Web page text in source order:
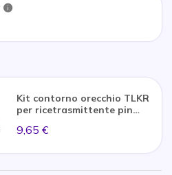
Kit contorno orecchio TLKR
per ricetrasmittente pin
9,65 €